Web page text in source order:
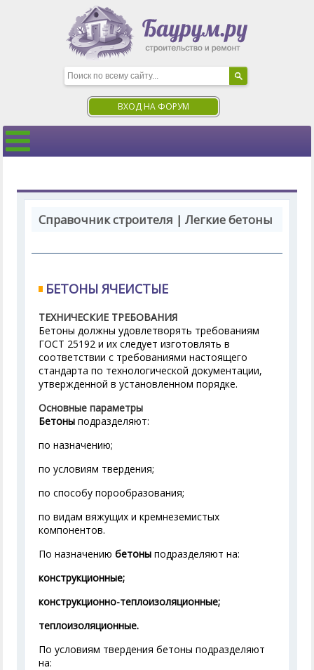
ВХОД НА ФОРУМ
Справочник строителя | Легкие бетоны
БЕТОНЫ ЯЧЕИСТЫЕ
ТЕХНИЧЕСКИЕ ТРЕБОВАНИЯ
Бетоны должны удовлетворять требованиям
ГОСТ 25192 и их следует изготовлять в
соответствии с требованиями настоящего
стандарта по технологической документации,
утвержденной в установленном порядке.
Основные параметры
Бетоны подразделяют:
по назначению;
по условиям твердения;
по способу порообразования;
по видам вяжущих и кремнеземистых
компонентов.
По назначениюбетоны подразделяют на:
конструкционные;
конструкционно-теплоизоляционные;
теплоизоляционные.
По условиям твердения бетоны подразделяют
на: